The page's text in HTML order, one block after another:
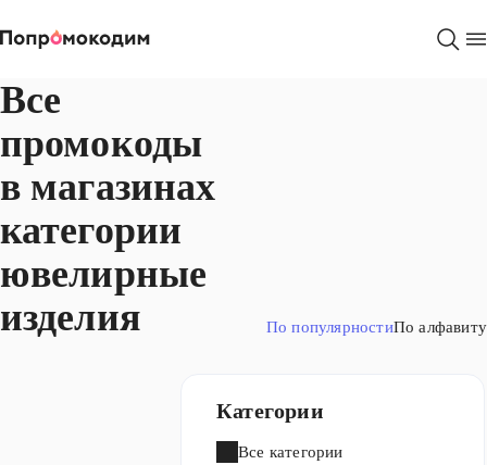
Все
промокоды
в магазинах
категории
ювелирные
изделия
По популярностиПо алфавиту
Категории
Все категории